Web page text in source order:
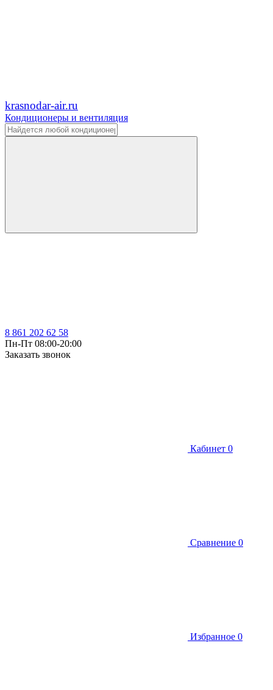
krasnodar-air.ru
Кондиционеры и вентиляция
8 861 202 62 58
Пн-Пт 08:00-20:00
Заказать звонок
Кабинет 0
Сравнение 0
Избранное 0